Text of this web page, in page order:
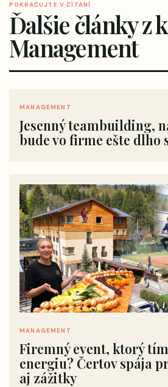
POKRAČUJTE V ČÍTANÍ
Ďalšie články z
Management
MANAGEMENT
Jesenný teambuilding,
bude vo firme ešte dlho
MANAGEMENT
Firemný event, ktorý
energiu? Čertov spája
aj zážitky